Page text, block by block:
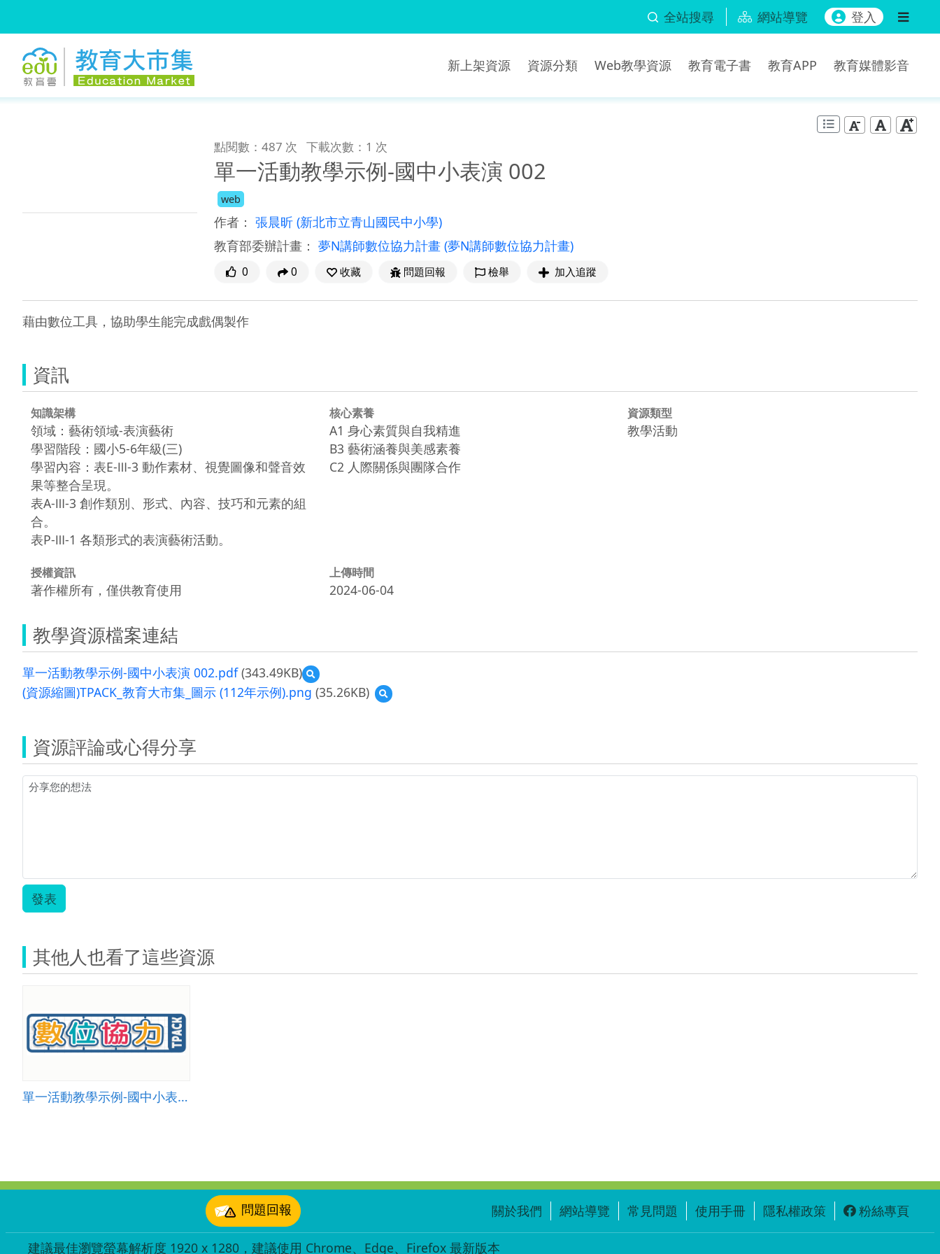
全站搜尋 網站導覽 登入
新上架資源 資源分類 Web教學資源 教育電子書 教育APP 教育媒體影音
點閱數：487 次 下載次數：1 次
單一活動教學示例-國中小表演 002
web
作者： 張晨昕 (新北市立青山國民中小學)
教育部委辦計畫： 夢N講師數位協力計畫 (夢N講師數位協力計畫)
0 0 收藏 問題回報 檢舉 加入追蹤
藉由數位工具，協助學生能完成戲偶製作
資訊
知識架構
領域：藝術領域-表演藝術
學習階段：國小5-6年級(三)
學習內容：表E-Ⅲ-3 動作素材、視覺圖像和聲音效
果等整合呈現。
表A-Ⅲ-3 創作類別、形式、內容、技巧和元素的組
合。
表P-Ⅲ-1 各類形式的表演藝術活動。
核心素養
A1 身心素質與自我精進
B3 藝術涵養與美感素養
C2 人際關係與團隊合作
資源類型
教學活動
授權資訊
著作權所有，僅供教育使用
上傳時間
2024-06-04
教學資源檔案連結
單一活動教學示例-國中小表演 002.pdf(343.49KB)
預
覽
單
學
示
(資源縮圖)TPACK_教育大市集_圖示 (112年示例).png (35.26KB)
預
覽
教
(112
資源評論或心得分享
發表
其他人也看了這些資源
單一活動教學示例-國中小表演 003
問題回報 關於我們 網站導覽 常見問題 使用手冊 隱私權政策 粉絲專頁
建議最佳瀏覽螢幕解析度 1920 x 1280，建議使用 Chrome、Edge、Firefox 最新版本